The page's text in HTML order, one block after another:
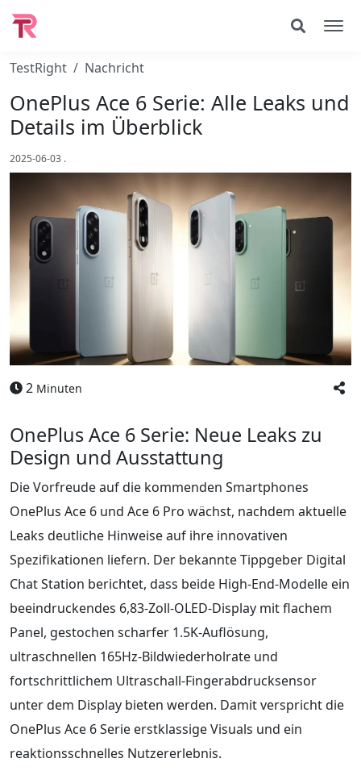
TestRight Nachricht
OnePlus Ace 6 Serie: Alle Leaks und
Details im Überblick
2025-06-03 .
2 Minuten
OnePlus Ace 6 Serie: Neue Leaks zu
Design und Ausstattung
Die Vorfreude auf die kommenden Smartphones
OnePlus Ace 6 und Ace 6 Pro wächst, nachdem aktuelle
Leaks deutliche Hinweise auf ihre innovativen
Spezifikationen liefern. Der bekannte Tippgeber Digital
Chat Station berichtet, dass beide High-End-Modelle ein
beeindruckendes 6,83-Zoll-OLED-Display mit flachem
Panel, gestochen scharfer 1.5K-Auflösung,
ultraschnellen 165Hz-Bildwiederholrate und
fortschrittlichem Ultraschall-Fingerabdrucksensor
unter dem Display bieten werden. Damit verspricht die
OnePlus Ace 6 Serie erstklassige Visuals und ein
reaktionsschnelles Nutzererlebnis.